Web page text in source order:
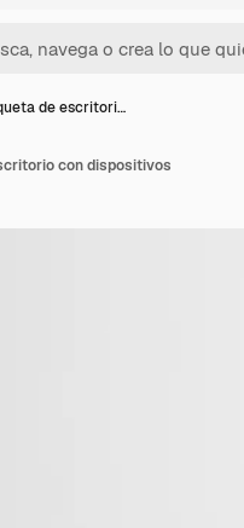
de escritori…
con dispositivos